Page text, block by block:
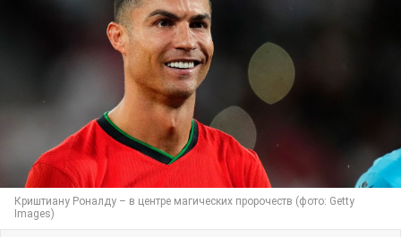
Криштиану Роналду – в центре магических пророчеств (фото: Getty
Images)